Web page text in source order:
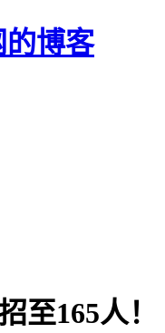
博客
至165人！